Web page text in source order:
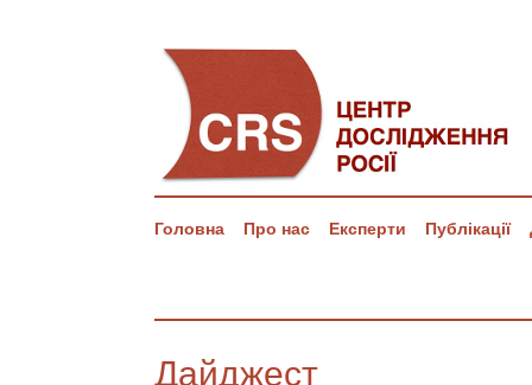
Головна Про нас Експерти Публікації
Дайджест